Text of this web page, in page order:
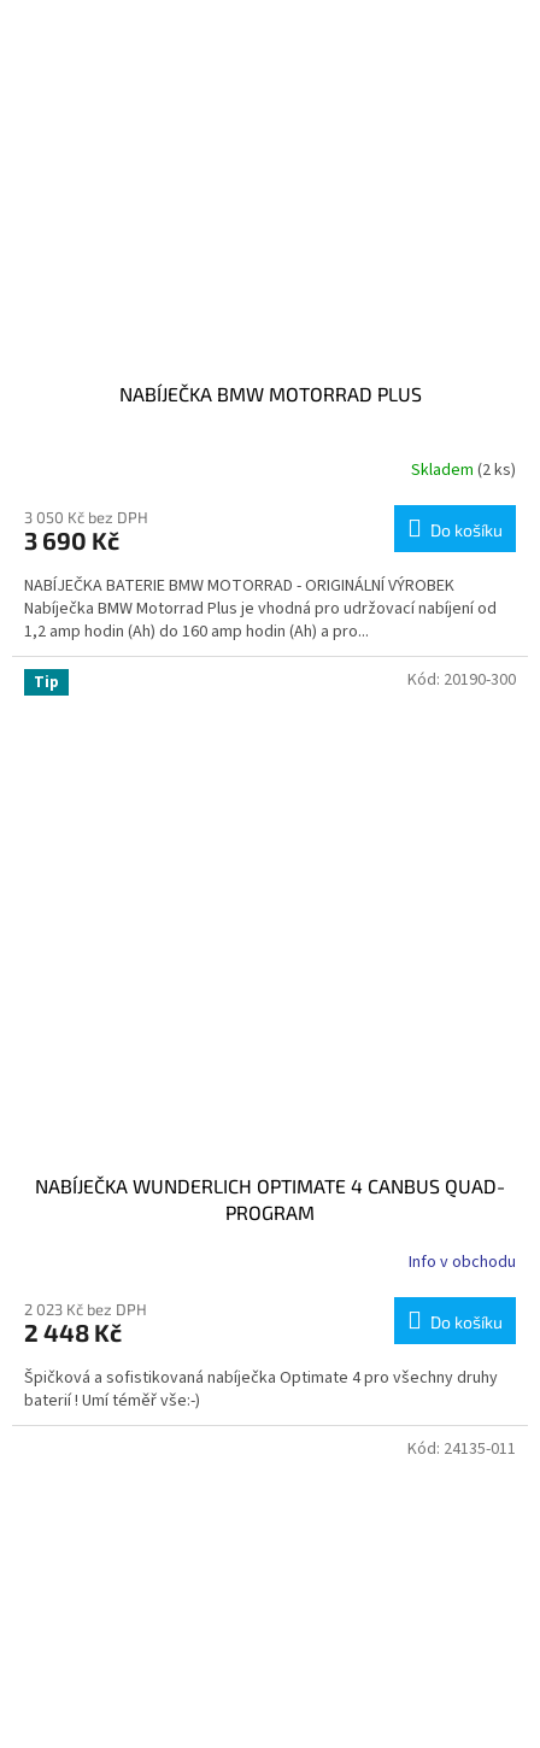
NABÍJEČKA BMW MOTORRAD PLUS
Skladem (2 ks)
3 050 Kč bez DPH
3 690 Kč Do košíku
NABÍJEČKA BATERIE BMW MOTORRAD - ORIGINÁLNÍ VÝROBEK
Nabíječka BMW Motorrad Plus je vhodná pro udržovací nabíjení od
1,2 amp hodin (Ah) do 160 amp hodin (Ah) a pro...
Tip
NABÍJEČKA WUNDERLICH OPTIMATE 4 CANBUS QUAD-
PROGRAM
Info v obchodu
2 023 Kč bez DPH
2 448 Kč Do košíku
Špičková a sofistikovaná nabíječka Optimate 4 pro všechny druhy
baterií ! Umí téměř vše:-)
Kód: 20190-300
Kód: 24135-011